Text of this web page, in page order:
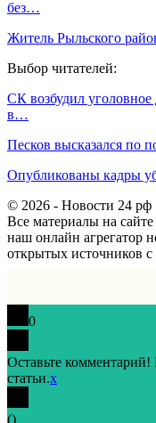
без…
Житель Рыльского
Выбор читателей:
СК возбудил уголовное
в…
Песков высказался
Опубликованы кадры
© 2026 - Новости 24
Все материалы на
наш онлайн агрегатор
открытых источников
0
Оставьте
статьи.x
()